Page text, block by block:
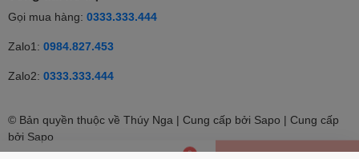
Gọi mua hàng: 0333.333.444
Zalo1: 0984.827.453
Zalo2: 0333.333.444
© Bản quyền thuộc về Thúy Nga | Cung cấp bởi Sapo | Cung cấp
bởi Sapo
Nhắn tin
0
Hết hàng